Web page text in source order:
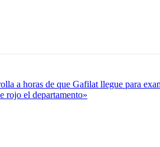
a horas de que Gafilat llegue para
rojo el departamento»